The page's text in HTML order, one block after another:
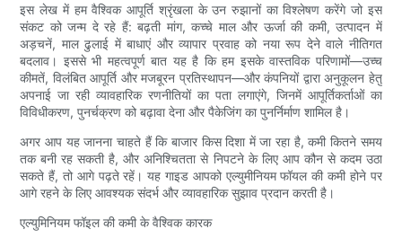
इस लेख में हम वैश्विक आपूर्ति श्रृंखला के उन रुझानों का विश्लेषण करेंगे जो इस
संकट को जन्म दे रहे हैं: बढ़ती मांग, कच्चे माल और ऊर्जा की कमी, उत्पादन में
अड़चनें, माल ढुलाई में बाधाएं और व्यापार प्रवाह को नया रूप देने वाले नीतिगत
बदलाव। इससे भी महत्वपूर्ण बात यह है कि हम इसके वास्तविक परिणामों—उच्च
कीमतें, विलंबित आपूर्ति और मजबूरन प्रतिस्थापन—और कंपनियों द्वारा अनुकूलन हेतु
अपनाई जा रही व्यावहारिक रणनीतियों का पता लगाएंगे, जिनमें आपूर्तिकर्ताओं का
विविधीकरण, पुनर्चक्रण को बढ़ावा देना और पैकेजिंग का पुनर्निर्माण शामिल है।
अगर आप यह जानना चाहते हैं कि बाजार किस दिशा में जा रहा है, कमी कितने समय
तक बनी रह सकती है, और अनिश्चितता से निपटने के लिए आप कौन से कदम उठा
सकते हैं, तो आगे पढ़ते रहें। यह गाइड आपको एल्युमीनियम फॉयल की कमी होने पर
आगे रहने के लिए आवश्यक संदर्भ और व्यावहारिक सुझाव प्रदान करती है।
एल्युमिनियम फॉइल की कमी के वैश्विक कारक